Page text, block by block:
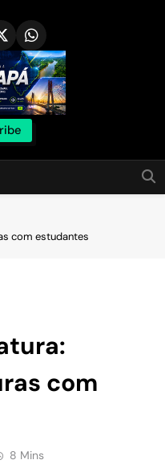
com estudantes
com
8 Mins